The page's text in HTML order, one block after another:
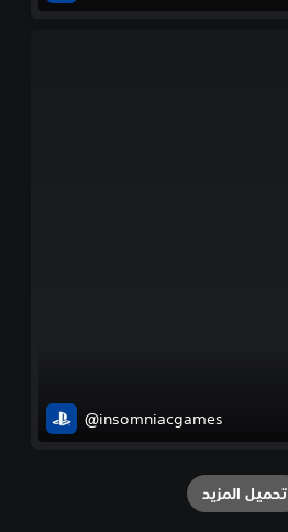
@insomniacgames
تحميل المزيد